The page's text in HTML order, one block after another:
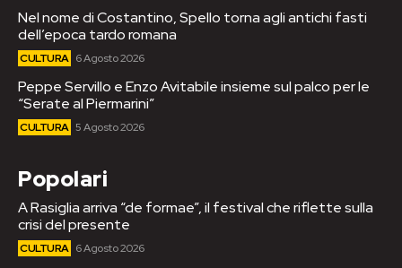
Nel nome di Costantino, Spello torna agli antichi fasti
dell’epoca tardo romana
CULTURA 6 Agosto 2026
Peppe Servillo e Enzo Avitabile insieme sul palco per le
“Serate al Piermarini”
CULTURA 5 Agosto 2026
Popolari
A Rasiglia arriva “de formae”, il festival che riflette sulla
crisi del presente
CULTURA 6 Agosto 2026